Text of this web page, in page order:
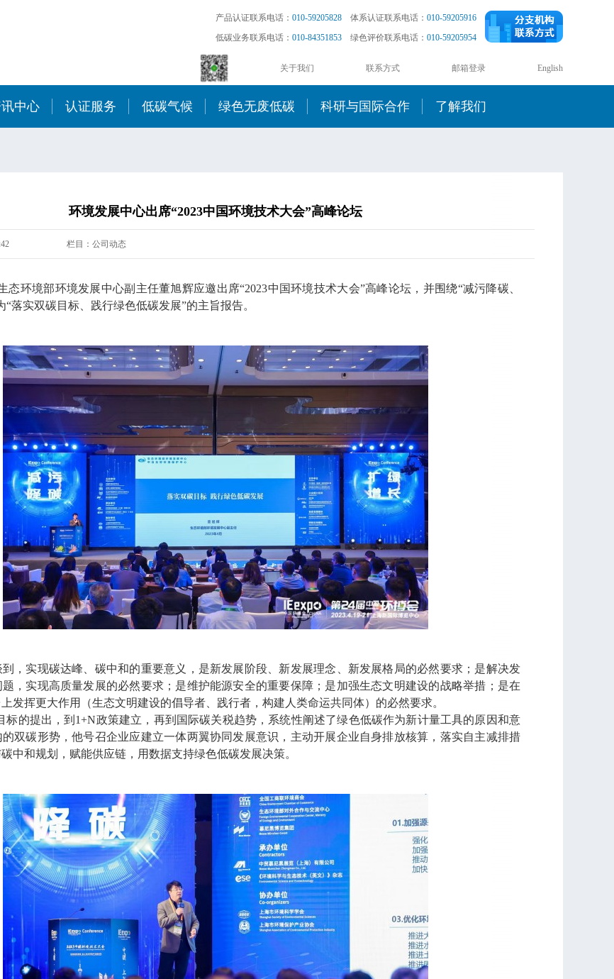
产品认证联系电话： 010-59205828 体系认证联系电话： 010-59205916
低碳业务联系电话： 010-84351853 绿色评价联系电话： 010-59205954
English
邮箱登录
联系方式
关于我们
中心 认证服务 低碳气候 绿色无废低碳 科研与国际合作 了解我们
环境发展中心出席“2023中国环境技术大会”高峰论坛
栏目：公司动态
态环境部环境发展中心副主任董旭辉应邀出席“2023中国环境技术大会”高峰论坛，并围绕“减污降碳、
“落实双碳目标、践行绿色低碳发展”的主旨报告。
，实现碳达峰、碳中和的重要意义，是新发展阶段、新发展理念、新发展格局的必然要求；是解决发
，实现高质量发展的必然要求；是维护能源安全的重要保障；是加强生态文明建设的战略举措；是在
发挥更大作用（生态文明建设的倡导者、践行者，构建人类命运共同体）的必然要求。
标的提出，到1+N政策建立，再到国际碳关税趋势，系统性阐述了绿色低碳作为新计量工具的原因和意
的双碳形势，他号召企业应建立一体两翼协同发展意识，主动开展企业自身排放核算，落实自主减排措
中和规划，赋能供应链，用数据支持绿色低碳发展决策。